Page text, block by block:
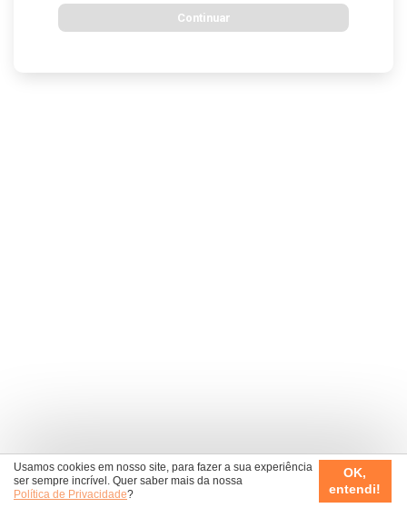
Usamos cookies em nosso site, para fazer a sua experiência
ser sempre incrível. Quer saber mais da nossa
Política de Privacidade?
OK,
entendi!